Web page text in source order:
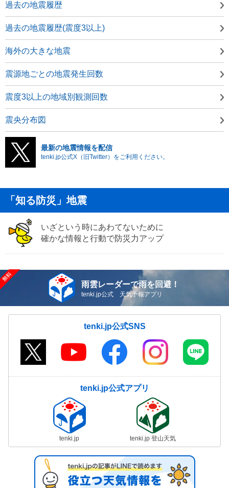
過去の地震履歴
過去の地震履歴(震度3以上)
海外の大きな地震
震源地ごとの地震発生回数
震度3以上の地域別観測回数
震央分布図
最新の地震情報を配信
tenki.jp公式X（旧Twitter）をご利用ください。
「知る防災」地震
いざという時にあわてないために
確かな情報と行動で防災力アップ
雨雲レーダーで雨を回避！
tenki.jp公式 天気予報アプリ
tenki.jp公式SNS
tenki.jp公式アプリ
tenki.jp tenki.jp 登山天気